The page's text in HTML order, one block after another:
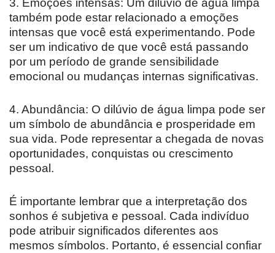
3. Emoções intensas: Um dilúvio de água limpa
também pode estar relacionado a emoções
intensas que você está experimentando. Pode
ser um indicativo de que você está passando
por um período de grande sensibilidade
emocional ou mudanças internas significativas.
4. Abundância: O dilúvio de água limpa pode ser
um símbolo de abundância e prosperidade em
sua vida. Pode representar a chegada de novas
oportunidades, conquistas ou crescimento
pessoal.
É importante lembrar que a interpretação dos
sonhos é subjetiva e pessoal. Cada indivíduo
pode atribuir significados diferentes aos
mesmos símbolos. Portanto, é essencial confiar